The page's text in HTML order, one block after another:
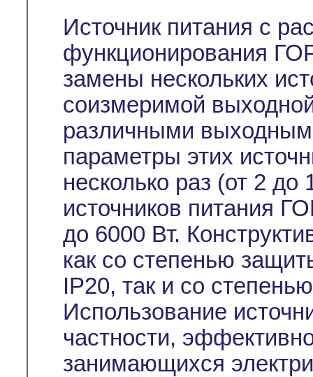
Источник питания с
функционирования
замены нескольких
соизмеримой
различными
параметры этих
несколько раз (от 2
источников питания
до 6000 Вт.
как со степенью
IP20, так и со
Использование
частности,
занимающихся